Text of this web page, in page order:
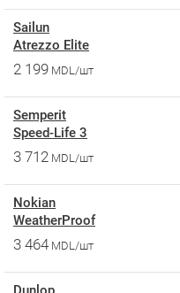
Sailun
Atrezzo Elite
2 199 MDL/шт
Semperit
Speed-Life 3
3 712 MDL/шт
Nokian
WeatherProof
3 464 MDL/шт